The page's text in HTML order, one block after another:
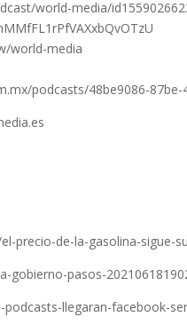
world-media/
world-media
podcasts/48be9086-
precio-de-la-gasolina-sigue-
gobierno-pasos-
llegaran-facebook-